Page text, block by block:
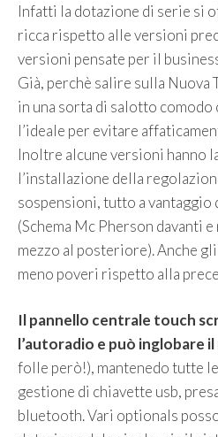
Infatti la dotazione di serie si
ricca rispetto alle versioni
versioni pensate per il
Già, perchè salire sulla Nuova
in una sorta di salotto comodo
l’ideale per evitare
Inoltre alcune versioni hanno
l’installazione della
sospensioni, tutto a vantaggio
(Schema Mc Pherson davanti
mezzo al posteriore). Anche
meno poveri rispetto alla
Il pannello centrale touch
l’autoradio e può inglobare
folle però!), mantenedo tutte
gestione di chiavette usb,
bluetooth. Vari optionals